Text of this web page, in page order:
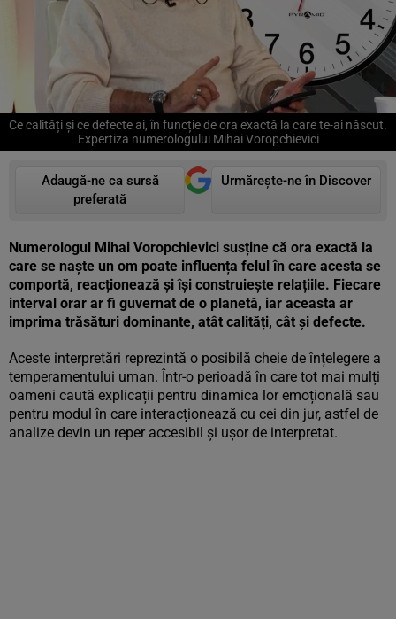
Ce calități și ce defecte ai, în funcție de ora exactă la care te-ai născut.
Expertiza numerologului Mihai Voropchievici
Adaugă-ne ca sursă
preferată
Urmărește-ne în Discover
Numerologul Mihai Voropchievici susține că ora exactă la
care se naște un om poate influența felul în care acesta se
comportă, reacționează și își construiește relațiile. Fiecare
interval orar ar fi guvernat de o planetă, iar aceasta ar
imprima trăsături dominante, atât calități, cât și defecte.
Aceste interpretări reprezintă o posibilă cheie de înțelegere a
temperamentului uman. Într-o perioadă în care tot mai mulți
oameni caută explicații pentru dinamica lor emoțională sau
pentru modul în care interacționează cu cei din jur, astfel de
analize devin un reper accesibil și ușor de interpretat.